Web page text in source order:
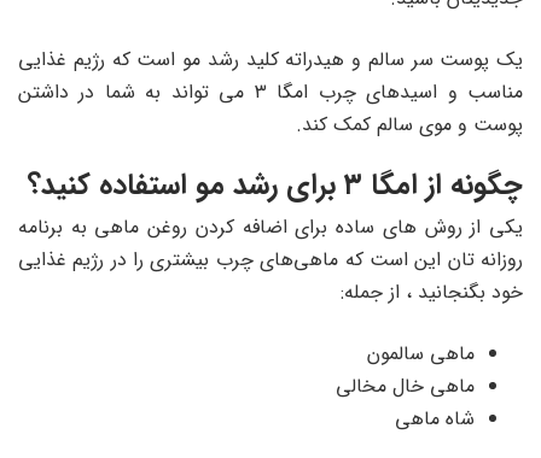
یک پوست سر سالم و هیدراته کلید رشد مو است که رژیم غذایی
مناسب و اسیدهای چرب امگا ۳ می تواند به شما در داشتن
پوست و موی سالم کمک کند.
چگونه از امگا ۳ برای رشد مو استفاده کنید؟
یکی از روش ‌های ساده‌ برای اضافه کردن روغن ماهی به برنامه‌
روزانه ‌تان این است که ماهی‌های چرب بیشتری را در رژیم غذایی
خود بگنجانید ، از جمله:
ماهی سالمون
ماهی خال مخالی
شاه ماهی